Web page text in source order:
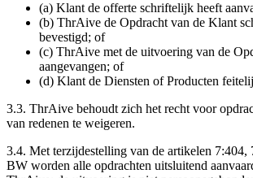
(a) Klant de offerte schriftelijk heeft
(b) ThrAive de Opdracht van de Klant
bevestigd; of
(c) ThrAive met de uitvoering van de
aangevangen; of
(d) Klant de Diensten of Producten
3.3. ThrAive behoudt zich het recht voor
van redenen te weigeren.
3.4. Met terzijdestelling van de artikelen 7:404,
BW worden alle opdrachten uitsluitend